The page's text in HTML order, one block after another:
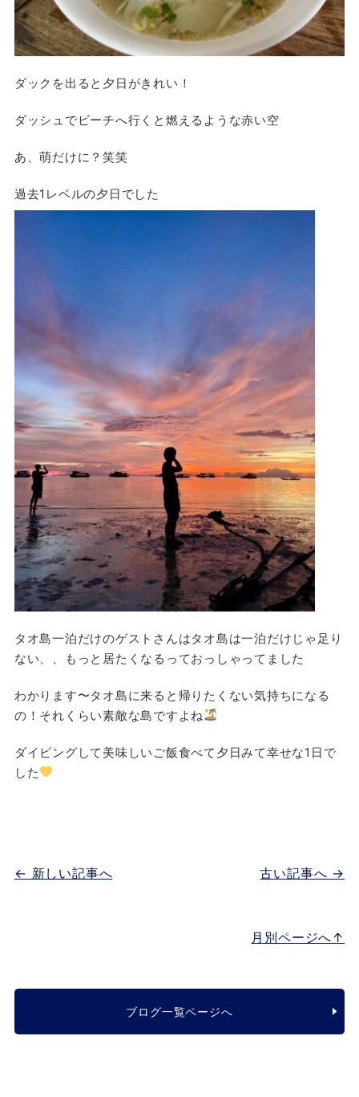
ダックを出ると夕日がきれい！
ダッシュでビーチへ行くと燃えるような赤い空
あ、萌だけに？笑笑
過去1レベルの夕日でした
タオ島一泊だけのゲストさんはタオ島は一泊だけじゃ足り
ない、、もっと居たくなるっておっしゃってました
わかります〜タオ島に来ると帰りたくない気持ちになる
の！それくらい素敵な島ですよね
ダイビングして美味しいご飯食べて夕日みて幸せな1日で
した
古い記事へ →
← 新しい記事へ
月別ページへ↑
ブログ一覧ページへ